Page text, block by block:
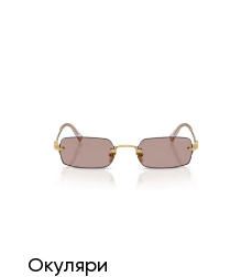
Окуляри